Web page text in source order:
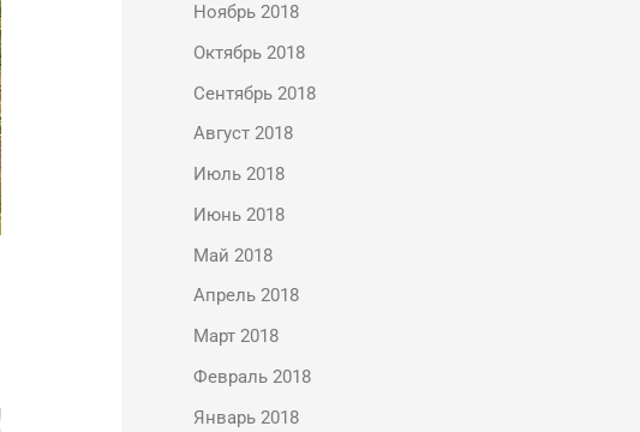
Ноябрь 2018
Октябрь 2018
Сентябрь 2018
Август 2018
Июль 2018
Июнь 2018
Май 2018
Апрель 2018
Март 2018
Февраль 2018
Январь 2018